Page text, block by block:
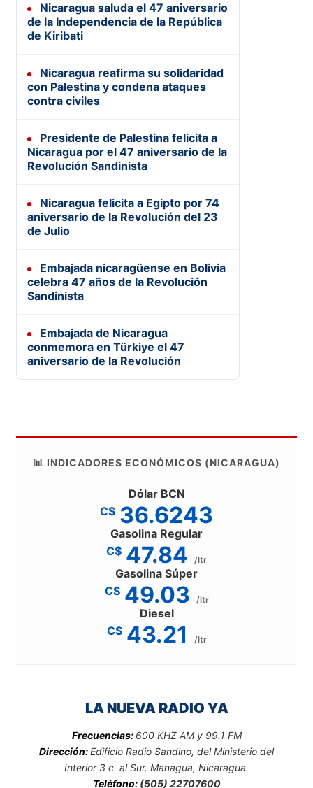
Nicaragua saluda el 47 aniversario
de la Independencia de la República
de Kiribati
Nicaragua reafirma su solidaridad
con Palestina y condena ataques
contra civiles
Presidente de Palestina felicita a
Nicaragua por el 47 aniversario de la
Revolución Sandinista
Nicaragua felicita a Egipto por 74
aniversario de la Revolución del 23
de Julio
Embajada nicaragüense en Bolivia
celebra 47 años de la Revolución
Sandinista
Embajada de Nicaragua
conmemora en Türkiye el 47
aniversario de la Revolución
📊 INDICADORES ECONÓMICOS (NICARAGUA)
Dólar BCN
C$ 36.6243
Gasolina Regular
C$ 47.84 /ltr
Gasolina Súper
C$ 49.03 /ltr
Diesel
C$ 43.21 /ltr
LA NUEVA RADIO YA
Frecuencias: 600 KHZ AM y 99.1 FM
Dirección:Edificio Radio Sandino, del Ministerio del
Interior 3 c. al Sur. Managua, Nicaragua.
Teléfono: (505) 22707600